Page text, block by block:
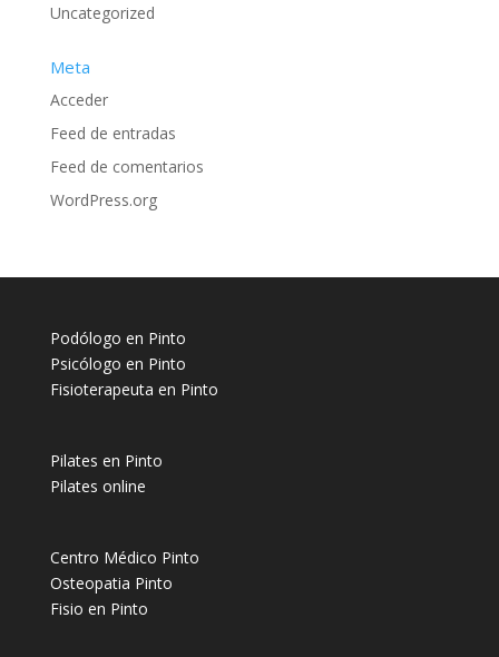
Uncategorized
Meta
Acceder
Feed de entradas
Feed de comentarios
WordPress.org
Podólogo en Pinto
Psicólogo en Pinto
Fisioterapeuta en Pinto
Pilates en Pinto
Pilates online
Centro Médico Pinto
Osteopatia Pinto
Fisio en Pinto